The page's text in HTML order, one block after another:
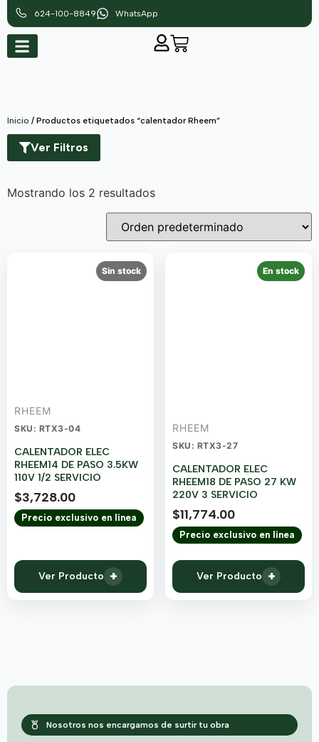
624-100-8849 WhatsApp
Inicio / Productos etiquetados “calentador Rheem”
Ver Filtros
Mostrando los 2 resultados
Sin stock
RHEEM
SKU: RTX3-04
CALENTADOR ELEC
RHEEM14 DE PASO 3.5KW
110V 1/2 SERVICIO
$3,728.00
Precio exclusivo en línea
Ver Producto +
En stock
RHEEM
SKU: RTX3-27
CALENTADOR ELEC
RHEEM18 DE PASO 27 KW
220V 3 SERVICIO
$11,774.00
Precio exclusivo en línea
Ver Producto +
Nosotros nos encargamos de surtir tu obra